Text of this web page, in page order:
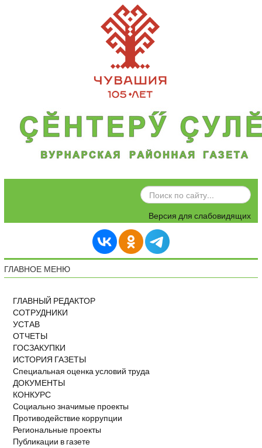
ИСКАТЬ...
Версия для слабовидящих
ГЛАВНОЕ МЕНЮ
ГЛАВНЫЙ РЕДАКТОР
СОТРУДНИКИ
УСТАВ
ОТЧЕТЫ
ГОСЗАКУПКИ
ИСТОРИЯ ГАЗЕТЫ
Специальная оценка условий труда
ДОКУМЕНТЫ
КОНКУРС
Социально значимые проекты
Противодействие коррупции
Региональные проекты
Публикации в газете